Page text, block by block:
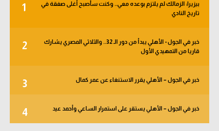
1
بيزيرا: الزمالك لم يلتزم بوعده معي.. وكنت سأصبح أغلى صفقة في
تاريخ النادي
2
خبر في الجول - الأهلي يبدأ من دور الـ 32.. والثلاثي المصري يشارك
قاريا من التمهيدي الأول
3 خبر في الجول – الأهلي يقرر الاستنغاء عن عمر كمال
4 خبر في الجول – الأهلي يستقر على استمرار الساعي وأحمد عيد